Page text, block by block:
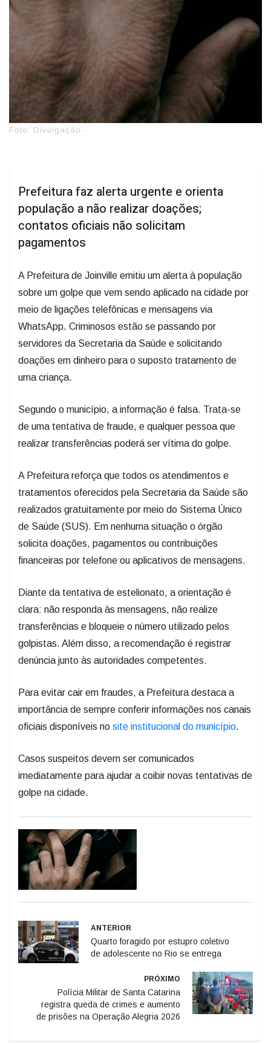
Foto: Divulgação -
Prefeitura faz alerta urgente e orienta
população a não realizar doações;
contatos oficiais não solicitam
pagamentos
A Prefeitura de Joinville emitiu um alerta à população
sobre um golpe que vem sendo aplicado na cidade por
meio de ligações telefônicas e mensagens via
WhatsApp. Criminosos estão se passando por
servidores da Secretaria da Saúde e solicitando
doações em dinheiro para o suposto tratamento de
uma criança.
Segundo o município, a informação é falsa. Trata-se
de uma tentativa de fraude, e qualquer pessoa que
realizar transferências poderá ser vítima do golpe.
A Prefeitura reforça que todos os atendimentos e
tratamentos oferecidos pela Secretaria da Saúde são
realizados gratuitamente por meio do Sistema Único
de Saúde (SUS). Em nenhuma situação o órgão
solicita doações, pagamentos ou contribuições
financeiras por telefone ou aplicativos de mensagens.
Diante da tentativa de estelionato, a orientação é
clara: não responda às mensagens, não realize
transferências e bloqueie o número utilizado pelos
golpistas. Além disso, a recomendação é registrar
denúncia junto às autoridades competentes.
Para evitar cair em fraudes, a Prefeitura destaca a
importância de sempre conferir informações nos canais
oficiais disponíveis no site institucional do município.
Casos suspeitos devem ser comunicados
imediatamente para ajudar a coibir novas tentativas de
golpe na cidade.
ANTERIOR
Quarto foragido por estupro coletivo
de adolescente no Rio se entrega
PRÓXIMO
Polícia Militar de Santa Catarina
registra queda de crimes e aumento
de prisões na Operação Alegria 2026